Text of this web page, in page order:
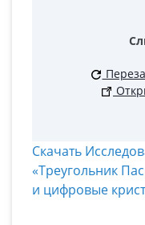
Скачать
«Треугольник
и цифровые